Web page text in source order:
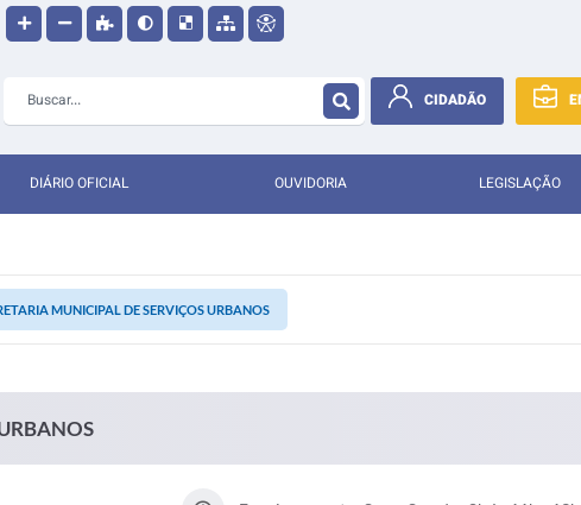
CIDADÃO
DIÁRIO OFICIAL OUVIDORIA LEGISLAÇÃO
MUNICIPAL DE SERVIÇOS URBANOS